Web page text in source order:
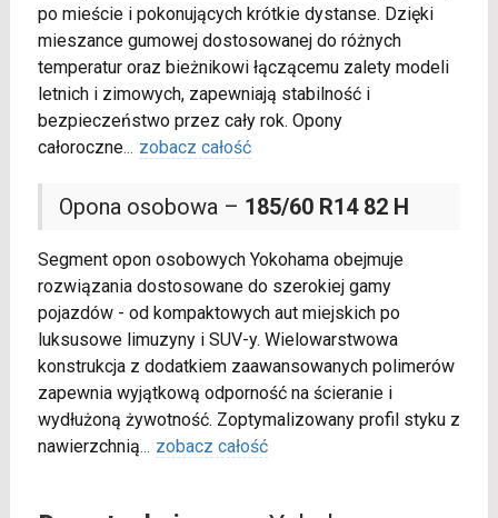
po mieście i pokonujących krótkie dystanse. Dzięki
mieszance gumowej dostosowanej do różnych
temperatur oraz bieżnikowi łączącemu zalety modeli
letnich i zimowych, zapewniają stabilność i
bezpieczeństwo przez cały rok. Opony
całoroczne... zobacz całość
Opona osobowa – 185/60 R14 82 H
Segment opon osobowych Yokohama obejmuje
rozwiązania dostosowane do szerokiej gamy
pojazdów - od kompaktowych aut miejskich po
luksusowe limuzyny i SUV-y. Wielowarstwowa
konstrukcja z dodatkiem zaawansowanych polimerów
zapewnia wyjątkową odporność na ścieranie i
wydłużoną żywotność. Zoptymalizowany profil styku z
nawierzchnią... zobacz całość